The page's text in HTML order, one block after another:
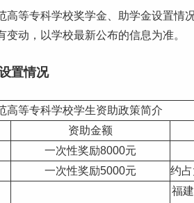
高等专科学校奖学金、助学金设置情
动，以学校最新公布的信息为准。
置情况
高等专科学校学生资助政策简介
资助金额
一次性奖励8000元
一次性奖励5000元 约占
福建